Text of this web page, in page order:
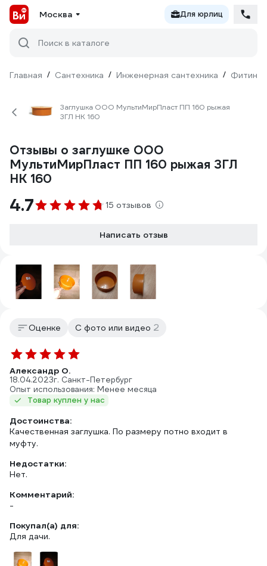
Москва Для юрлиц
Поиск в каталоге
Главная / Сантехника / Инженерная сантехника / Фитинги
Заглушка ООО МультиМирПласт ПП 160 рыжая
ЗГЛ НК 160
Отзывы о заглушке ООО
МультиМирПласт ПП 160 рыжая ЗГЛ
НК 160
4.7 15 отзывов
Написать отзыв
Оценке С фото или видео 2
Александр О.
18.04.2023г. Санкт-Петербург
Опыт использования: Менее месяца
Товар куплен у нас
Достоинства:
Качественная заглушка. По размеру потно входит в
муфту.
Недостатки:
Нет.
Комментарий:
-
Покупал(а) для:
Для дачи.